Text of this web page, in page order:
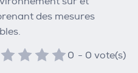
des mesures
0 - 0 vote(s)